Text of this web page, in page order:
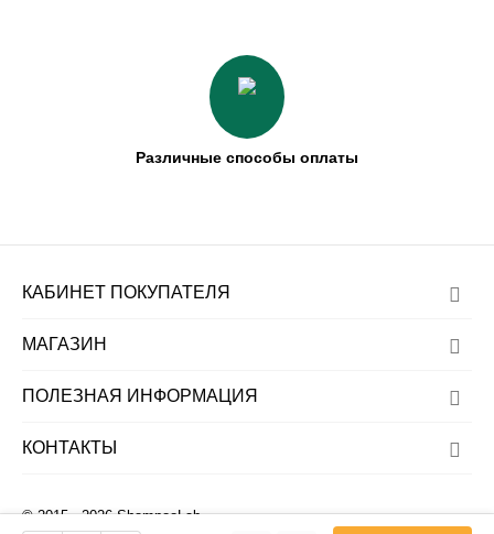
Различные способы оплаты
КАБИНЕТ ПОКУПАТЕЛЯ
МАГАЗИН
ПОЛЕЗНАЯ ИНФОРМАЦИЯ
КОНТАКТЫ
© 2015 - 2026 ShampooLab.